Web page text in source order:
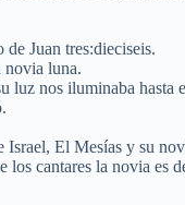
Juan tres:dieciseis.
novia luna.
nos iluminaba
El Mesías y su
cantares la novia es